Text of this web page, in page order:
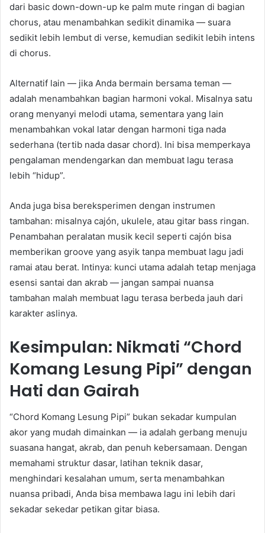
dari basic down-down-up ke palm mute ringan di bagian
chorus, atau menambahkan sedikit dinamika — suara
sedikit lebih lembut di verse, kemudian sedikit lebih intens
di chorus.
Alternatif lain — jika Anda bermain bersama teman —
adalah menambahkan bagian harmoni vokal. Misalnya satu
orang menyanyi melodi utama, sementara yang lain
menambahkan vokal latar dengan harmoni tiga nada
sederhana (tertib nada dasar chord). Ini bisa memperkaya
pengalaman mendengarkan dan membuat lagu terasa
lebih “hidup”.
Anda juga bisa bereksperimen dengan instrumen
tambahan: misalnya cajón, ukulele, atau gitar bass ringan.
Penambahan peralatan musik kecil seperti cajón bisa
memberikan groove yang asyik tanpa membuat lagu jadi
ramai atau berat. Intinya: kunci utama adalah tetap menjaga
esensi santai dan akrab — jangan sampai nuansa
tambahan malah membuat lagu terasa berbeda jauh dari
karakter aslinya.
Kesimpulan: Nikmati “Chord
Komang Lesung Pipi” dengan
Hati dan Gairah
“Chord Komang Lesung Pipi” bukan sekadar kumpulan
akor yang mudah dimainkan — ia adalah gerbang menuju
suasana hangat, akrab, dan penuh kebersamaan. Dengan
memahami struktur dasar, latihan teknik dasar,
menghindari kesalahan umum, serta menambahkan
nuansa pribadi, Anda bisa membawa lagu ini lebih dari
sekadar sekedar petikan gitar biasa.